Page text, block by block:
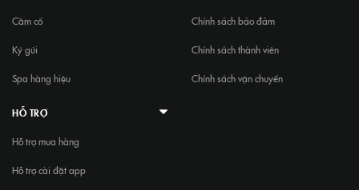
Cầm cố
Ký gửi
Spa hàng hiệu
Chính sách bảo đảm
Chính sách thành viên
Chính sách vận chuyển
HỖ TRỢ
Hỗ trợ mua hàng
Hỗ trợ cài đặt app